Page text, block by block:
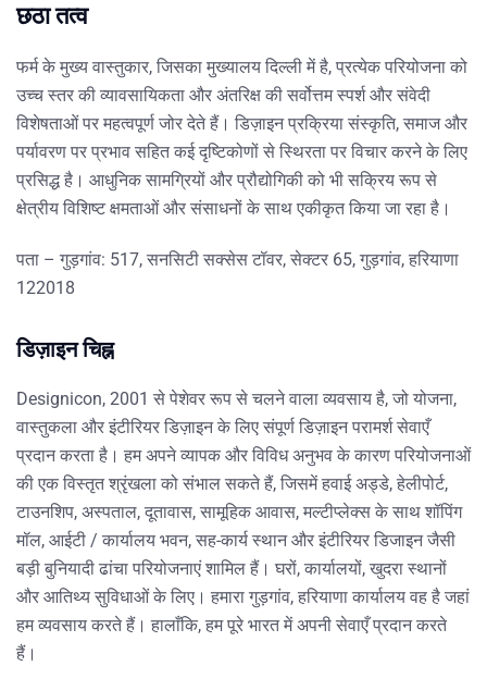
छठा तत्व
फर्म के मुख्य वास्तुकार, जिसका मुख्यालय दिल्ली में है, प्रत्येक परियोजना को
उच्च स्तर की व्यावसायिकता और अंतरिक्ष की सर्वोत्तम स्पर्श और संवेदी
विशेषताओं पर महत्वपूर्ण जोर देते हैं। डिज़ाइन प्रक्रिया संस्कृति, समाज और
पर्यावरण पर प्रभाव सहित कई दृष्टिकोणों से स्थिरता पर विचार करने के लिए
प्रसिद्ध है। आधुनिक सामग्रियों और प्रौद्योगिकी को भी सक्रिय रूप से
क्षेत्रीय विशिष्ट क्षमताओं और संसाधनों के साथ एकीकृत किया जा रहा है।
पता – गुड़गांव: 517, सनसिटी सक्सेस टॉवर, सेक्टर 65, गुड़गांव, हरियाणा
122018
डिज़ाइन चिह्न
Designicon, 2001 से पेशेवर रूप से चलने वाला व्यवसाय है, जो योजना,
वास्तुकला और इंटीरियर डिज़ाइन के लिए संपूर्ण डिज़ाइन परामर्श सेवाएँ
प्रदान करता है। हम अपने व्यापक और विविध अनुभव के कारण परियोजनाओं
की एक विस्तृत श्रृंखला को संभाल सकते हैं, जिसमें हवाई अड्डे, हेलीपोर्ट,
टाउनशिप, अस्पताल, दूतावास, सामूहिक आवास, मल्टीप्लेक्स के साथ शॉपिंग
मॉल, आईटी / कार्यालय भवन, सह-कार्य स्थान और इंटीरियर डिजाइन जैसी
बड़ी बुनियादी ढांचा परियोजनाएं शामिल हैं। घरों, कार्यालयों, खुदरा स्थानों
और आतिथ्य सुविधाओं के लिए। हमारा गुड़गांव, हरियाणा कार्यालय वह है जहां
हम व्यवसाय करते हैं। हालाँकि, हम पूरे भारत में अपनी सेवाएँ प्रदान करते
हैं।